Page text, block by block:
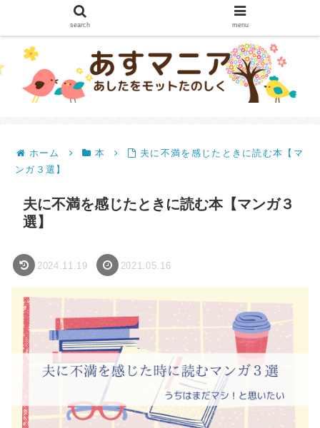
ホーム 本
夫に不満を感じたときに読む本【マ
ンガ３選】
夫に不満を感じたときに読む本【マンガ３
選】
2024.11.19 2021.05.16
search menu